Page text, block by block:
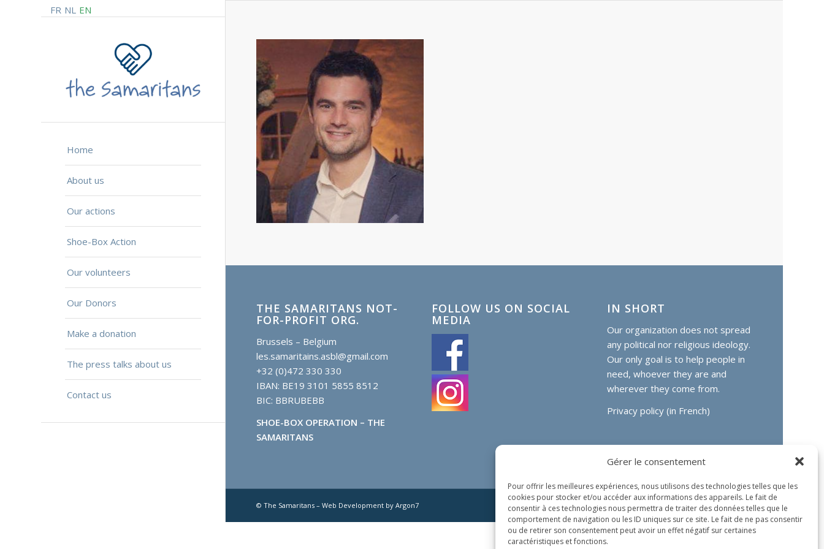
Gérer le consentement
Pour offrir les meilleures expériences, nous utilisons des technologies telles que les
cookies pour stocker et/ou accéder aux informations des appareils. Le fait de
consentir à ces technologies nous permettra de traiter des données telles que le
comportement de navigation ou les ID uniques sur ce site. Le fait de ne pas consentir
ou de retirer son consentement peut avoir un effet négatif sur certaines
caractéristiques et fonctions.
FR NL EN
Home
About us
Our actions
Shoe-Box Action
Our volunteers
Our Donors
Make a donation
The press talks about us
Contact us
THE SAMARITANS NOT-
FOR-PROFIT ORG.
Brussels – Belgium
les.samaritains.asbl@gmail.com
+32 (0)472 330 330
IBAN: BE19 3101 5855 8512
BIC: BBRUBEBB
SHOE-BOX OPERATION – THE
SAMARITANS
FOLLOW US ON SOCIAL
MEDIA
IN SHORT
Our organization does not spread
any political nor religious ideology.
Our only goal is to help people in
need, whoever they are and
wherever they come from.
Privacy policy (in French)
© The Samaritans – Web Development by Argon7